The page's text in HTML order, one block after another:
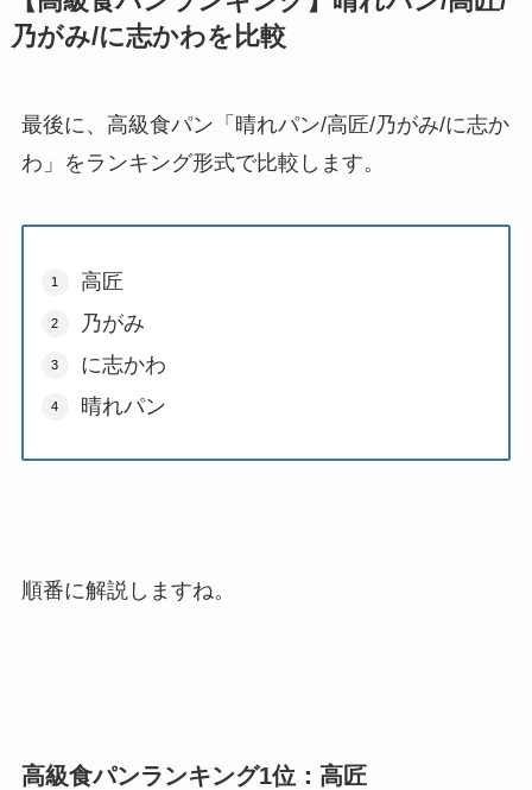
乃がみ/に志かわを比較
最後に、高級食パン「晴れパン/高匠/乃がみ/に志か
わ」をランキング形式で比較します。
高匠
乃がみ
に志かわ
晴れパン
順番に解説しますね。
高級食パンランキング1位：高匠